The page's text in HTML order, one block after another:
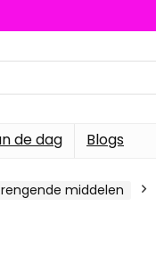
de dag Blogs
middelen